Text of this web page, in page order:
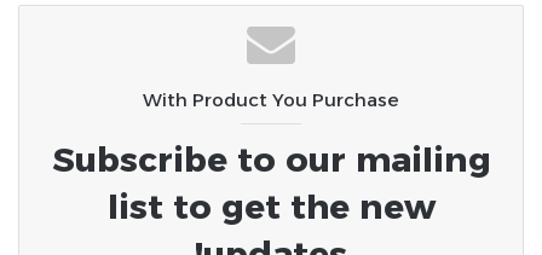
رواد مواقع التواصل الاجتماعي
يكشفون أسباب تراجع وزير الإعلام
المصري عن قرارت تعيين المستشارين
With Product You Purchase
Subscribe to our mailing
list to get the new